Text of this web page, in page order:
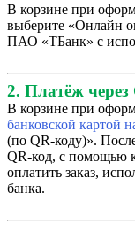
В корзине при
выберите «Онлайн
ПАО «ТБанк» с
2. Платёж
В корзине при
банковской картой
(по QR-коду)».
QR-код, с помощью
оплатить заказ,
банка.